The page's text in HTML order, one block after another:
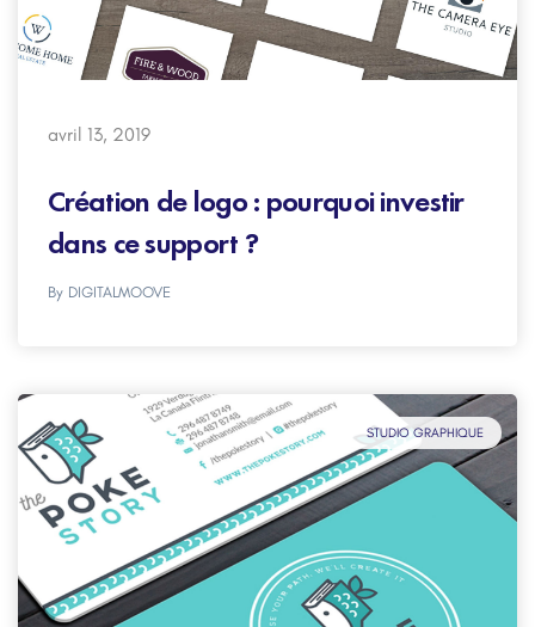
avril 13, 2019
Création de logo : pourquoi investir
dans ce support ?
By DIGITALMOOVE
STUDIO GRAPHIQUE